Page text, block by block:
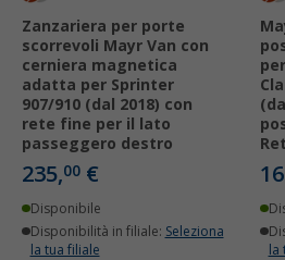
Zanzariera per porte
scorrevoli Mayr Van con
cerniera magnetica
adatta per Sprinter
907/910 (dal 2018) con
rete fine per il lato
passeggero destro
235,00 €
Disponibile
Disponibilità in filiale: Seleziona
la tua filiale